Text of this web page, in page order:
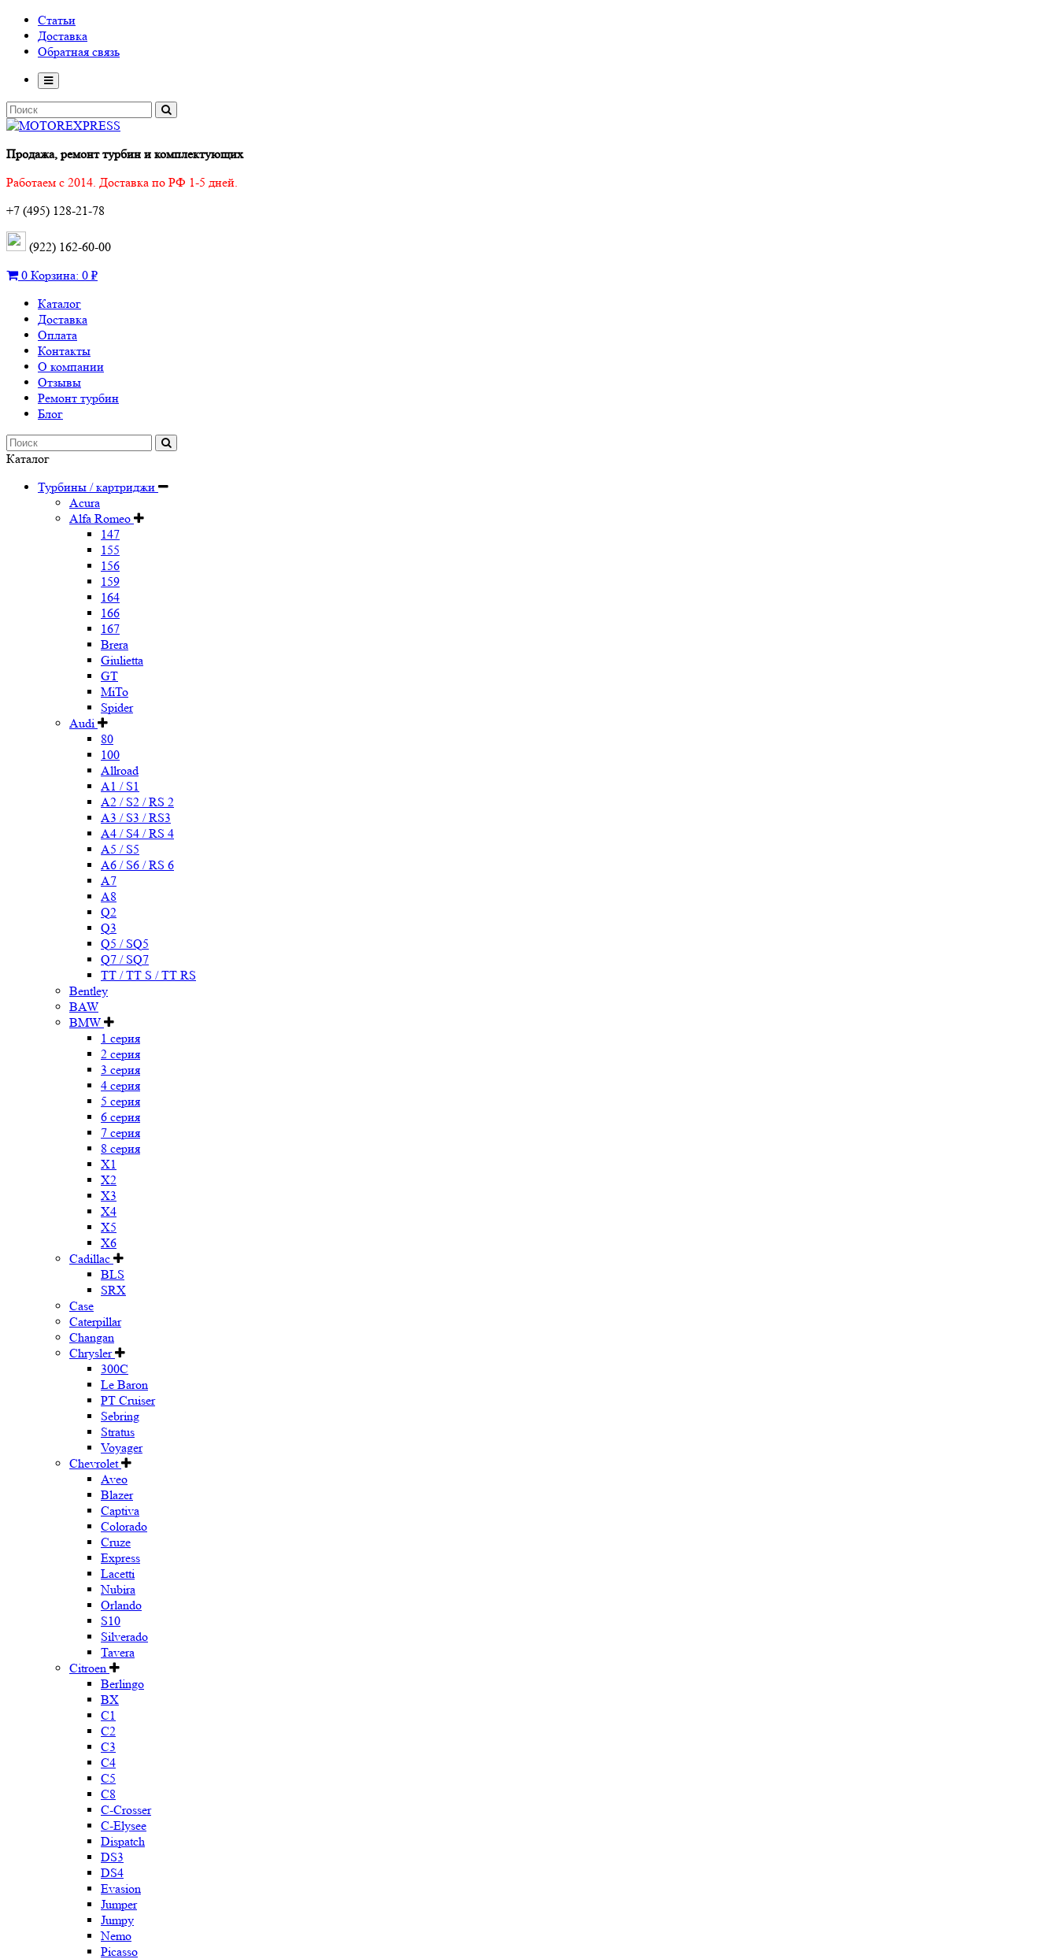
Статьи
Доставка
Обратная связь
Продажа, ремонт турбин и комплектующих
Работаем с 2014. Доставка по РФ 1-5 дней.
+7 (495) 128-21-78
(922) 162-60-00
0 Корзина: 0 ₽
Каталог
Доставка
Оплата
Контакты
О компании
Отзывы
Ремонт турбин
Блог
Каталог
Турбины / картриджи
Acura
Alfa Romeo
147
155
156
159
164
166
167
Brera
Giulietta
GT
MiTo
Spider
Audi
80
100
Allroad
A1 / S1
A2 / S2 / RS 2
A3 / S3 / RS3
A4 / S4 / RS 4
A5 / S5
A6 / S6 / RS 6
A7
A8
Q2
Q3
Q5 / SQ5
Q7 / SQ7
TT / TT S / TT RS
Bentley
BAW
BMW
1 серия
2 серия
3 серия
4 серия
5 серия
6 серия
7 серия
8 серия
X1
X2
X3
X4
X5
X6
Cadillac
BLS
SRX
Case
Caterpillar
Changan
Chrysler
300C
Le Baron
PT Cruiser
Sebring
Stratus
Voyager
Chevrolet
Aveo
Blazer
Captiva
Colorado
Cruze
Express
Lacetti
Nubira
Orlando
S10
Silverado
Tavera
Citroen
Berlingo
BX
C1
C2
C3
C4
C5
C8
C-Crosser
C-Elysee
Dispatch
DS3
DS4
Evasion
Jumper
Jumpy
Nemo
Picasso